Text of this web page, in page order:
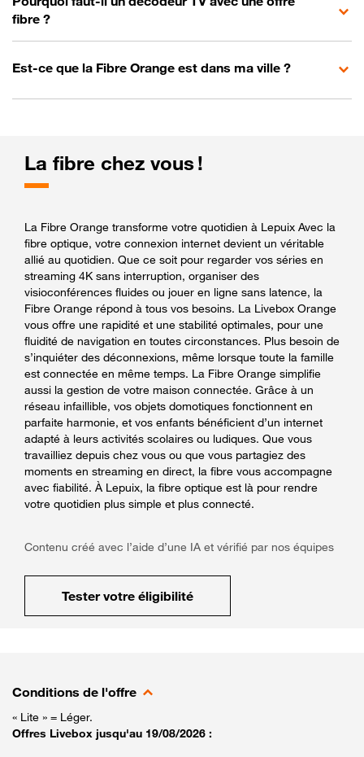
fibre ?
Est-ce que la Fibre Orange est dans ma ville ?
La fibre chez vous !
La Fibre Orange transforme votre quotidien à Lepuix Avec la
fibre optique, votre connexion internet devient un véritable
allié au quotidien. Que ce soit pour regarder vos séries en
streaming 4K sans interruption, organiser des
visioconférences fluides ou jouer en ligne sans latence, la
Fibre Orange répond à tous vos besoins. La Livebox Orange
vous offre une rapidité et une stabilité optimales, pour une
fluidité de navigation en toutes circonstances. Plus besoin de
s’inquiéter des déconnexions, même lorsque toute la famille
est connectée en même temps. La Fibre Orange simplifie
aussi la gestion de votre maison connectée. Grâce à un
réseau infaillible, vos objets domotiques fonctionnent en
parfaite harmonie, et vos enfants bénéficient d’un internet
adapté à leurs activités scolaires ou ludiques. Que vous
travailliez depuis chez vous ou que vous partagiez des
moments en streaming en direct, la fibre vous accompagne
avec fiabilité. À Lepuix, la fibre optique est là pour rendre
votre quotidien plus simple et plus connecté.
Contenu créé avec l’aide d’une IA et vérifié par nos équipes
Tester votre éligibilité
Conditions de l'offre
« Lite » = Léger.
Offres Livebox jusqu'au 19/08/2026 :